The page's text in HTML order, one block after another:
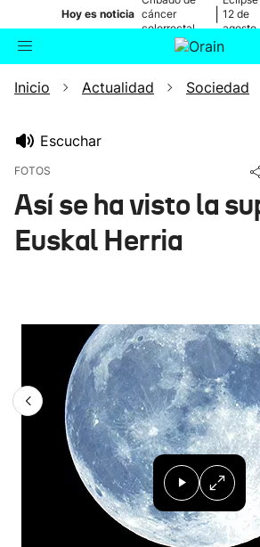
Hoy es noticia cáncer
colorrectal
12 de
agosto
Buscador Actualidad
Ikusmiran
Inicio Actualidad Sociedad
Escuchar
FOTOS
Así se ha visto la
Euskal Herria